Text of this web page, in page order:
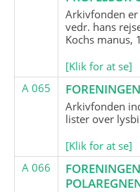
Arkivfonden er
vedr. hans
Kochs manus,
[Klik for at se]
A 065
Arkivfonden
lister over
[Klik for at se]
A 066